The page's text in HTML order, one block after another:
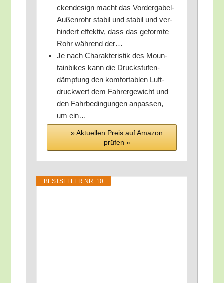
cken­de­sign macht das Vor­der­ga­bel-
Außen­rohr sta­bil und sta­bil und ver­
hin­dert effek­tiv, dass das geform­te
Rohr wäh­rend der…
Je nach Cha­rak­te­ris­tik des Moun­
tain­bikes kann die Druck­stu­fen­
dämp­fung den kom­for­ta­blen Luft­
druck­wert dem Fah­rer­ge­wicht und
den Fahr­be­din­gun­gen anpas­sen,
um ein…
» Aktu­el­len Preis auf Ama­zon
prü­fen »
BEST­SEL­LER NR. 10